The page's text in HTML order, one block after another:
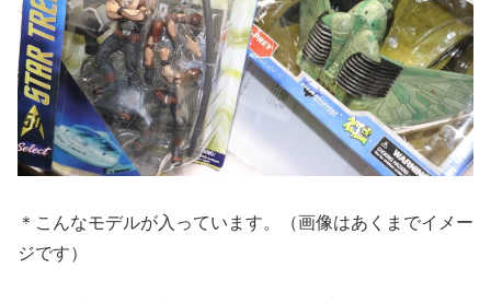
＊こんなモデルが入っています。（画像はあくまでイメー
ジです）